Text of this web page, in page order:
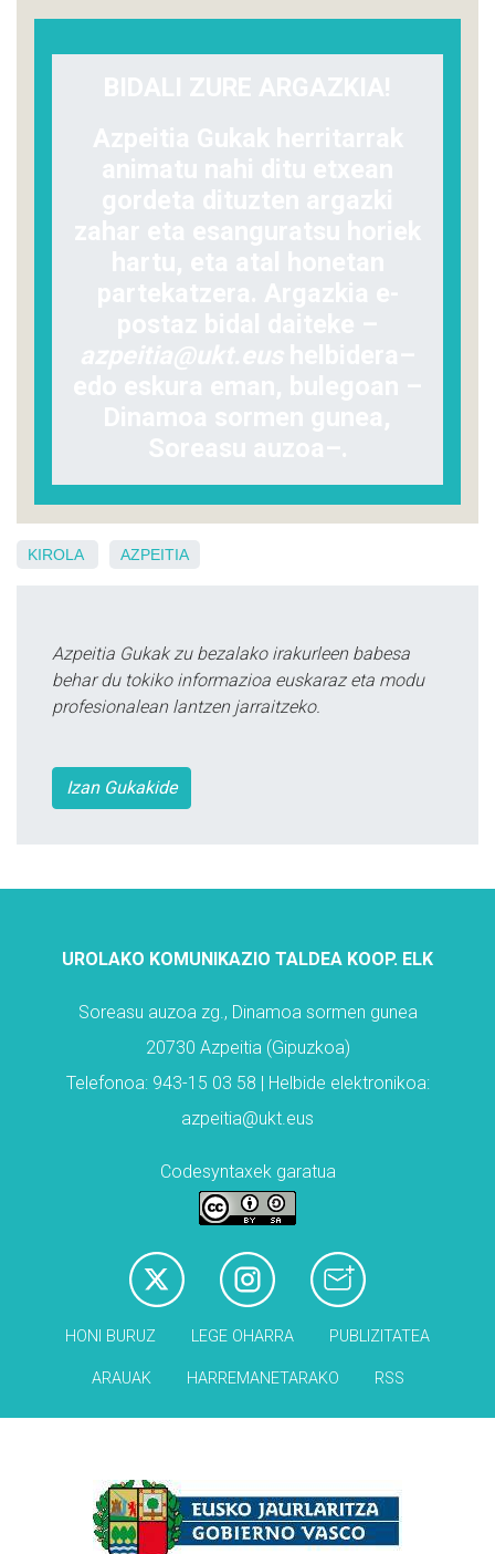
KIROLA AZPEITIA
Azpeitia Gukak zu bezalako irakurleen babesa
behar du tokiko informazioa euskaraz eta modu
profesionalean lantzen jarraitzeko.
Izan Gukakide
UROLAKO KOMUNIKAZIO TALDEA KOOP. ELK
Soreasu auzoa zg., Dinamoa sormen gunea
20730 Azpeitia (Gipuzkoa)
Telefonoa: 943-15 03 58 | Helbide elektronikoa:
azpeitia@ukt.eus
Codesyntaxek garatua
HONI BURUZ LEGE OHARRA PUBLIZITATEA
ARAUAK HARREMANETARAKO RSS